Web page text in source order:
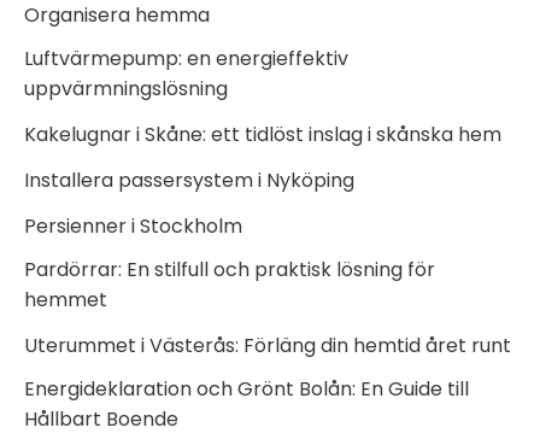
Organisera hemma
Luftvärmepump: en energieffektiv
uppvärmningslösning
Kakelugnar i Skåne: ett tidlöst inslag i skånska hem
Installera passersystem i Nyköping
Persienner i Stockholm
Pardörrar: En stilfull och praktisk lösning för
hemmet
Uterummet i Västerås: Förläng din hemtid året runt
Energideklaration och Grönt Bolån: En Guide till
Hållbart Boende